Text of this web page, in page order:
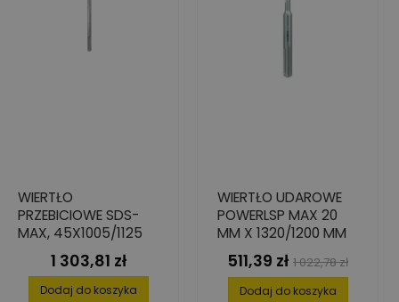
WIERTŁO
PRZEBICIOWE SDS-
MAX, 45X1005/1125
Cena
1 303,81 zł
Dodaj do koszyka
WIERTŁO UDAROWE
POWERLSP MAX 20
MM X 1320/1200 MM
Cena
511,39 zł Cena
podstawowa
1 022,78 zł
Dodaj do koszyka